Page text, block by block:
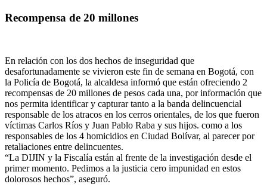
Recompensa de 20 millones
En relación con los dos hechos de inseguridad que
desafortunadamente se vivieron este fin de semana en Bogotá, con
la Policía de Bogotá, la alcaldesa informó que están ofreciendo 2
recompensas de 20 millones de pesos cada una, por información que
nos permita identificar y capturar tanto a la banda delincuencial
responsable de los atracos en los cerros orientales, de los que fueron
víctimas Carlos Ríos y Juan Pablo Raba y sus hijos. como a los
responsables de los 4 homicidios en Ciudad Bolívar, al parecer por
retaliaciones entre delincuentes.
“La DIJIN y la Fiscalía están al frente de la investigación desde el
primer momento. Pedimos a la justicia cero impunidad en estos
dolorosos hechos”, aseguró.